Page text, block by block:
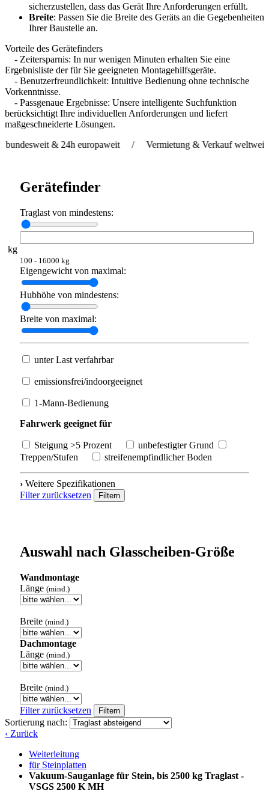
sicherzustellen, dass das Gerät Ihre Anforderungen erfüllt.
Breite: Passen Sie die Breite des Geräts an die Gegebenheiten
Ihrer Baustelle an.
Vorteile des Gerätefinders
- Zeitersparnis: In nur wenigen Minuten erhalten Sie eine
Ergebnisliste der für Sie geeigneten Montagehilfsgeräte.
- Benutzerfreundlichkeit: Intuitive Bedienung ohne technische
Vorkenntnisse.
- Passgenaue Ergebnisse: Unsere intelligente Suchfunktion
berücksichtigt Ihre individuellen Anforderungen und liefert
maßgeschneiderte Lösungen.
& 24h europaweit / Vermietung & Verkauf weltweit /
Gerätefinder
Traglast von mindestens:
kg
100 - 16000 kg
Eigengewicht von maximal:
Hubhöhe von mindestens:
Breite von maximal:
unter Last verfahrbar
emissionsfrei/indoorgeeignet
1-Mann-Bedienung
Fahrwerk geeignet für
Steigung >5 Prozent
unbefestigter Grund
Treppen/Stufen
streifenempfindlicher Boden
› Weitere Spezifikationen
Filter zurücksetzen
Filtern
Auswahl nach Glasscheiben-Größe
Wandmontage
Länge (mind.)
Breite (mind.)
Dachmontage
Länge (mind.)
Breite (mind.)
Filter zurücksetzen Filtern
Sortierung nach:
‹ Zurück
Weiterleitung
für Steinplatten
Vakuum-Sauganlage für Stein, bis 2500 kg Traglast -
VSGS 2500 K MH